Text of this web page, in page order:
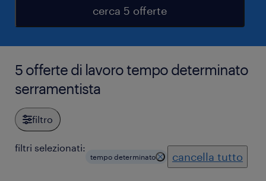
cerca 5 offerte
5 offerte di lavoro tempo determinato
serramentista
filtro
filtri selezionati:
tempo determinato cancella tutto